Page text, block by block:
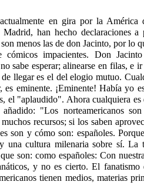
en gira por la América
han hecho declaraciones
menos las de don Jacinto, por lo
impacientes. Don
sabe esperar; alinearse en filas, e
llegar es el del elogio mutuo.
es eminente. ¡Eminente! Había yo
el "aplaudido". Ahora cualquiera es
"Los norteamericanos
recursos; si los saben
son y cómo son: españoles.
una cultura milenaria sobre sí. La
son: como españoles: Con
y no es cierto. El
tienen medios, materias